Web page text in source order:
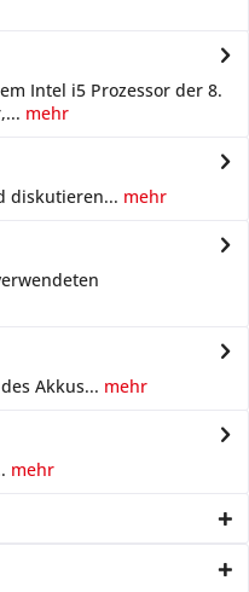
Intel i5 Prozessor der 8.
mehr
diskutieren... mehr
Akkus... mehr
mehr